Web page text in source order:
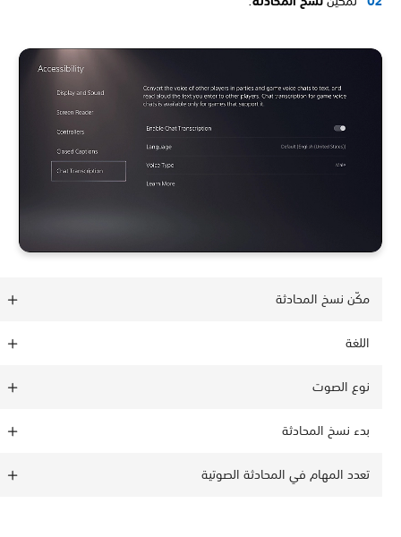
مكّن نسخ المحادثة
اللغة
نوع الصوت
بدء نسخ المحادثة
تعدد المهام في المحادثة الصوتية